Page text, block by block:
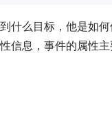
什么目标，他是如何
信息，事件的属性主